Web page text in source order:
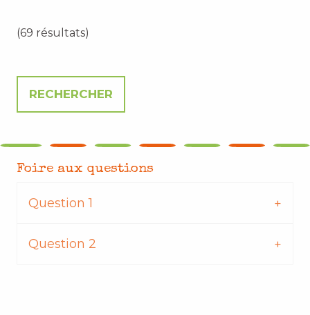
(69 résultats)
Foire aux questions
Question 1
Question 2